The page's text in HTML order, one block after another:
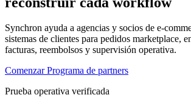
Synchron ayuda a agencias y socios de e-
sistemas de clientes para pedidos marketplace,
facturas, reembolsos y supervisión operativa.
ComenzarPrograma de partners
Prueba operativa verificada